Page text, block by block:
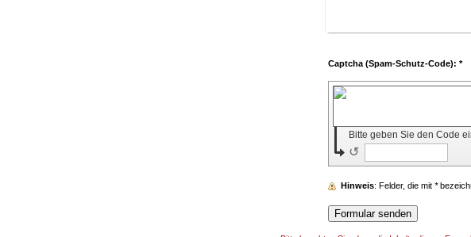
Captcha (Spam-Schutz-Code): *
Bitte geben Sie den Code
↺
Hinweis : Felder, die mit*